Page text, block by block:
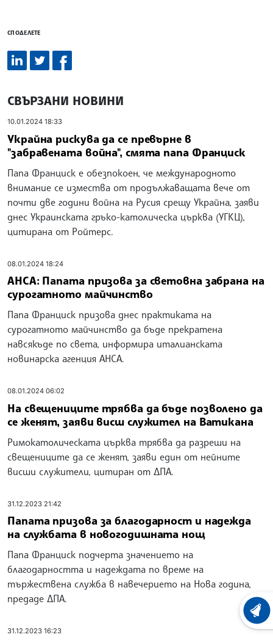
СПОДЕЛЕТЕ
СВЪРЗАНИ НОВИНИ
10.01.2024 18:33
Украйна рискува да се превърне в
"забравената война", смята папа Франциск
Папа Франциск е обезпокоен, че международното
внимание се измества от продължаващата вече от
почти две години война на Русия срещу Украйна, заяви
днес Украинската гръко-католическа църква (УГКЦ),
цитирана от Ройтерс.
08.01.2024 18:24
АНСА: Папата призова за световна забрана на
сурогатното майчинство
Папа Франциск призова днес практиката на
сурогатното майчинство да бъде прекратена
навсякъде по света, информира италианската
новинарска агенция АНСА.
08.01.2024 06:02
На свещениците трябва да бъде позволено да
се женят, заяви висш служител на Ватикана
Римокатолическата църква трябва да разреши на
свещениците да се женят, заяви един от нейните
висши служители, цитиран от ДПА.
31.12.2023 21:42
Папата призова за благодарност и надежда
на службата в новогодишната нощ
Папа Франциск подчерта значението на
благодарността и надеждата по време на
тържествена служба в навечерието на Нова година,
предаде ДПА.
31.12.2023 16:23